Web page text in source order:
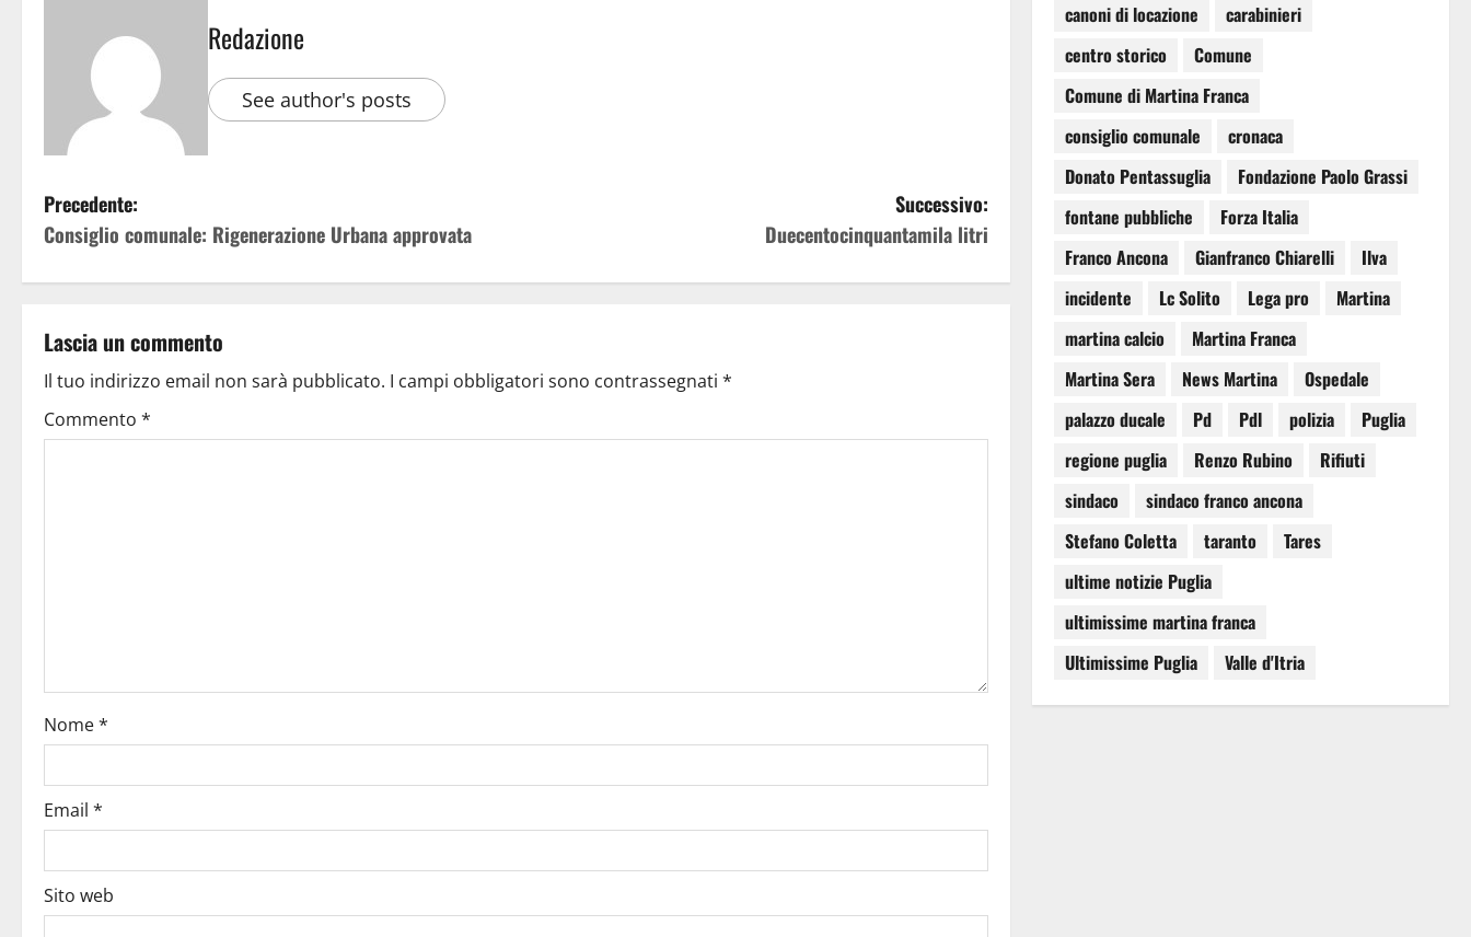
Redazione
See author's posts
Precedente:
Consiglio comunale: Rigenerazione Urbana approvata
Successivo:
Duecentocinquantamila litri
Lascia un commento
Il tuo indirizzo email non sarà pubblicato. I campi obbligatori sono contrassegnati *
Commento *
Nome*
Email *
Sito web
canoni di locazione
carabinieri
centro storico
Comune
Comune di Martina Franca
consiglio comunale
cronaca
Donato Pentassuglia
Fondazione Paolo Grassi
fontane pubbliche
Forza Italia
Franco Ancona
Gianfranco Chiarelli
Ilva
incidente
Lc Solito Lega pro
Martina
martina calcio
Martina Franca
Martina Sera
News Martina
Ospedale
palazzo ducale
Pd Pdl polizia
Puglia
regione puglia
Renzo Rubino
Rifiuti
sindaco
sindaco franco ancona
Stefano Coletta
taranto
Tares
ultime notizie Puglia
ultimissime martina franca
Ultimissime Puglia
Valle d'Itria